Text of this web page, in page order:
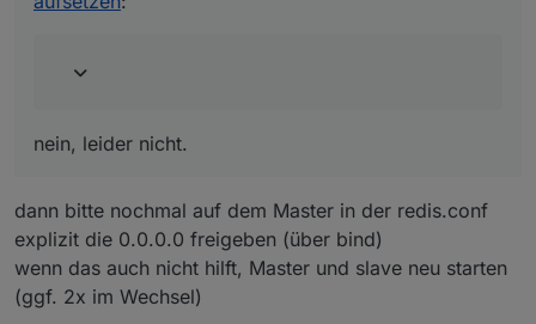
nein, leider nicht.
dann bitte nochmal auf dem Master in der redis.conf
explizit die 0.0.0.0 freigeben (über bind)
wenn das auch nicht hilft, Master und slave neu starten
(ggf. 2x im Wechsel)